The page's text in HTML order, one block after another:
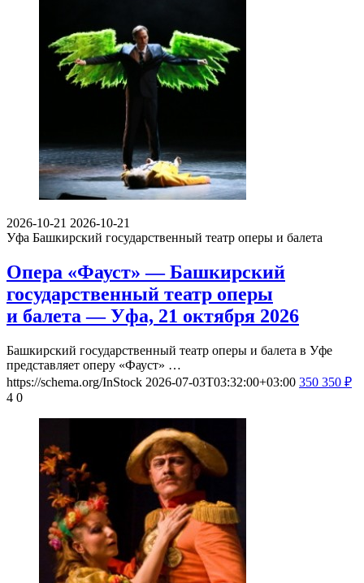
2026-10-21 2026-10-21
Уфа Башкирский государственный театр оперы и балета
Опера «Фауст» — Башкирский
государственный театр оперы
и балета — Уфа, 21 октября 2026
Башкирский государственный театр оперы и балета в Уфе
представляет оперу «Фауст» …
https://schema.org/InStock 2026-07-03T03:32:00+03:00 350 350 ₽
4 0